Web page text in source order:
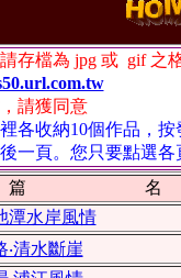
存檔為 jpg 或gif 之
請獲同意
各收納10個作品，
一頁。您只要點選
名
潭水岸風情
‧清水斷崖